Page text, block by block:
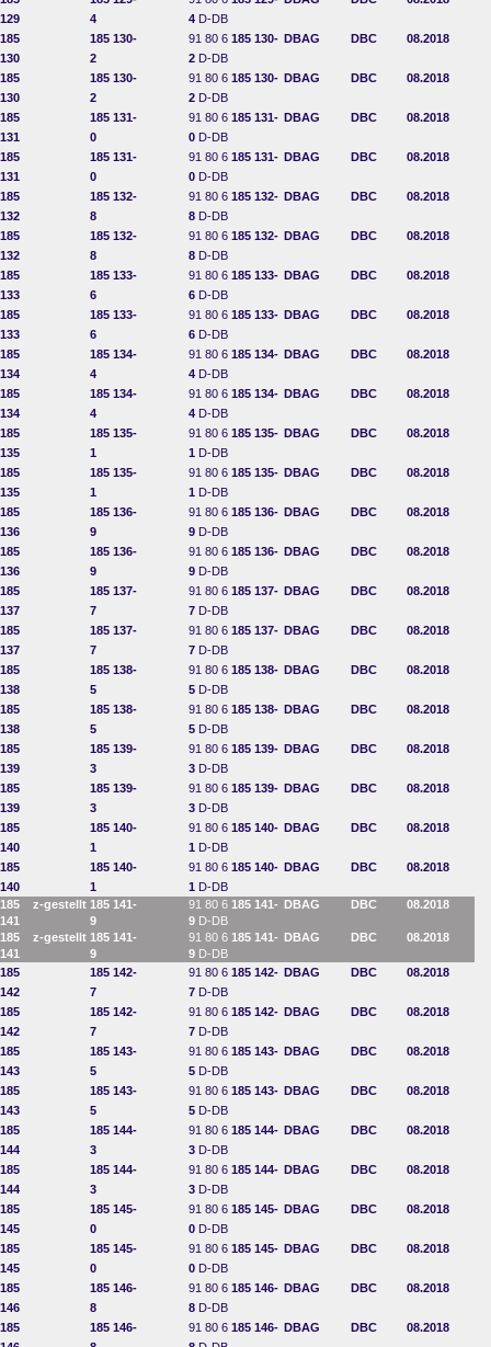
129
4
4 D-DB
185
130
185 130-
2
91 80 6 185 130-
2 D-DB
DBAG DBC 08.2018
185
130
185 130-
2
91 80 6 185 130-
2 D-DB
DBAG DBC 08.2018
185
131
185 131-
0
91 80 6 185 131-
0 D-DB
DBAG DBC 08.2018
185
131
185 131-
0
91 80 6 185 131-
0 D-DB
DBAG DBC 08.2018
185
132
185 132-
8
91 80 6 185 132-
8 D-DB
DBAG DBC 08.2018
185
132
185 132-
8
91 80 6 185 132-
8 D-DB
DBAG DBC 08.2018
185
133
185 133-
6
91 80 6 185 133-
6 D-DB
DBAG DBC 08.2018
185
133
185 133-
6
91 80 6 185 133-
6 D-DB
DBAG DBC 08.2018
185
134
185 134-
4
91 80 6 185 134-
4 D-DB
DBAG DBC 08.2018
185
134
185 134-
4
91 80 6 185 134-
4 D-DB
DBAG DBC 08.2018
185
135
185 135-
1
91 80 6 185 135-
1 D-DB
DBAG DBC 08.2018
185
135
185 135-
1
91 80 6 185 135-
1 D-DB
DBAG DBC 08.2018
185
136
185 136-
9
91 80 6 185 136-
9 D-DB
DBAG DBC 08.2018
185
136
185 136-
9
91 80 6 185 136-
9 D-DB
DBAG DBC 08.2018
185
137
185 137-
7
91 80 6 185 137-
7 D-DB
DBAG DBC 08.2018
185
137
185 137-
7
91 80 6 185 137-
7 D-DB
DBAG DBC 08.2018
185
138
185 138-
5
91 80 6 185 138-
5 D-DB
DBAG DBC 08.2018
185
138
185 138-
5
91 80 6 185 138-
5 D-DB
DBAG DBC 08.2018
185
139
185 139-
3
91 80 6 185 139-
3 D-DB
DBAG DBC 08.2018
185
139
185 139-
3
91 80 6 185 139-
3 D-DB
DBAG DBC 08.2018
185
140
185 140-
1
91 80 6 185 140-
1 D-DB
DBAG DBC 08.2018
185
140
185 140-
1
91 80 6 185 140-
1 D-DB
DBAG DBC 08.2018
185
141
z-gestellt 185 141-
9
91 80 6 185 141-
9 D-DB
DBAG DBC 08.2018
185
141
z-gestellt 185 141-
9
91 80 6 185 141-
9 D-DB
DBAG DBC 08.2018
185
142
185 142-
7
91 80 6 185 142-
7 D-DB
DBAG DBC 08.2018
185
142
185 142-
7
91 80 6 185 142-
7 D-DB
DBAG DBC 08.2018
185
143
185 143-
5
91 80 6 185 143-
5 D-DB
DBAG DBC 08.2018
185
143
185 143-
5
91 80 6 185 143-
5 D-DB
DBAG DBC 08.2018
185
144
185 144-
3
91 80 6 185 144-
3 D-DB
DBAG DBC 08.2018
185
144
185 144-
3
91 80 6 185 144-
3 D-DB
DBAG DBC 08.2018
185
145
185 145-
0
91 80 6 185 145-
0 D-DB
DBAG DBC 08.2018
185
145
185 145-
0
91 80 6 185 145-
0 D-DB
DBAG DBC 08.2018
185
146
185 146-
8
91 80 6 185 146-
8 D-DB
DBAG DBC 08.2018
185
185 146-
91 80 6 185 146- DBAG DBC 08.2018